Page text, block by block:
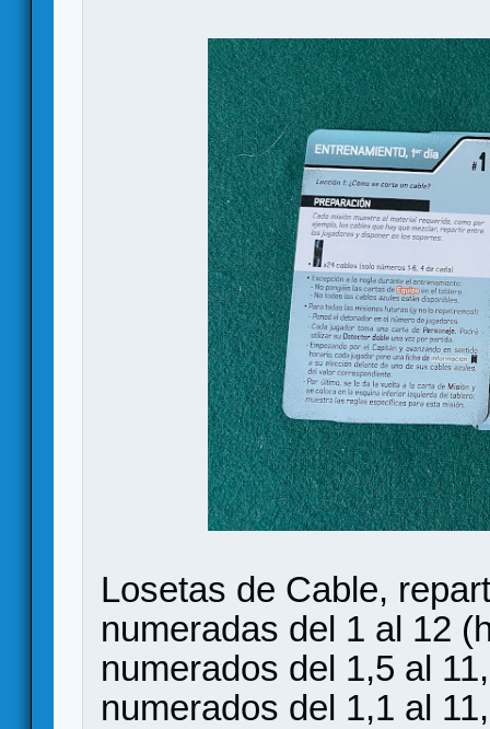
Losetas de Cable,
numeradas del 1 al 12
numerados del 1,5 al
numerados del 1,1 al